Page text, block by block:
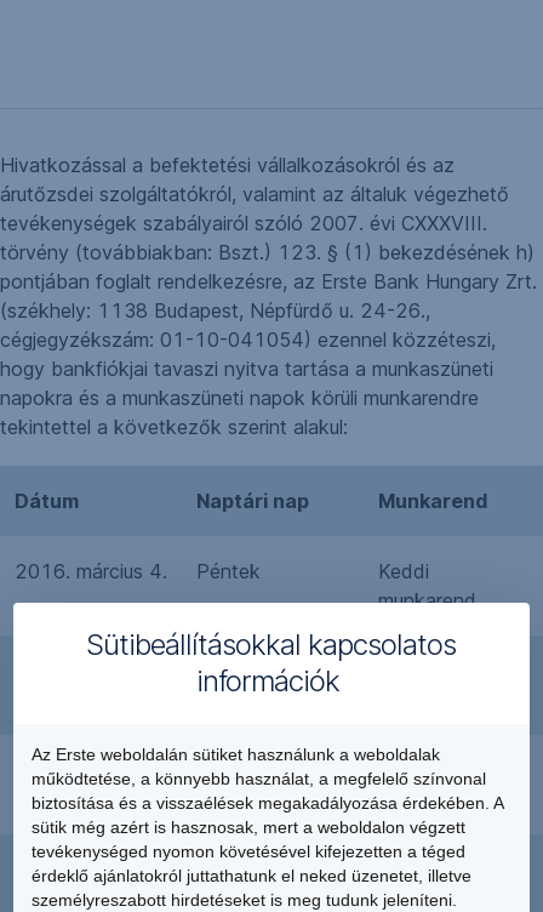
Hivatkozással a befektetési vállalkozásokról és az
árutőzsdei szolgáltatókról, valamint az általuk végezhető
tevékenységek szabályairól szóló 2007. évi CXXXVIII.
törvény (továbbiakban: Bszt.) 123. § (1) bekezdésének h)
pontjában foglalt rendelkezésre, az Erste Bank Hungary Zrt.
(székhely: 1138 Budapest, Népfürdő u. 24-26.,
cégjegyzékszám: 01-10-041054) ezennel közzéteszi,
hogy bankfiókjai tavaszi nyitva tartása a munkaszüneti
napokra és a munkaszüneti napok körüli munkarendre
tekintettel a következők szerint alakul:
Dátum Naptári nap Munkarend
2016. március 4. Péntek
Keddi
munkarend
Szombat
2016. március
12.
Szombat
Szombati
munkarend*
2016. március
14.
Hétfő Pihenőnap
Sütibeállításokkal kapcsolatos
információk
Az Erste weboldalán sütiket használunk a weboldalak
működtetése, a könnyebb használat, a megfelelő színvonal
biztosítása és a visszaélések megakadályozása érdekében. A
sütik még azért is hasznosak, mert a weboldalon végzett
tevékenységed nyomon követésével kifejezetten a téged
érdeklő ajánlatokról juttathatunk el neked üzenetet, illetve
személyreszabott hirdetéseket is meg tudunk jeleníteni.